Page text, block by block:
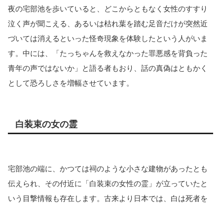
夜の宅部池を歩いていると、どこからともなく女性のすすり
泣く声が聞こえる、あるいは枯れ葉を踏む足音だけが突然近
づいては消えるといった怪奇現象を体験したという人がいま
す。中には、「たっちゃんを救えなかった罪悪感を背負った
青年の声ではないか」と語る者もおり、話の真偽はともかく
として恐ろしさを増幅させています。
白装束の女の霊
宅部池の端に、かつては祠のような小さな建物があったとも
伝えられ、その付近に「白装束の女性の霊」が立っていたと
いう目撃情報も存在します。古来より日本では、白は死者を